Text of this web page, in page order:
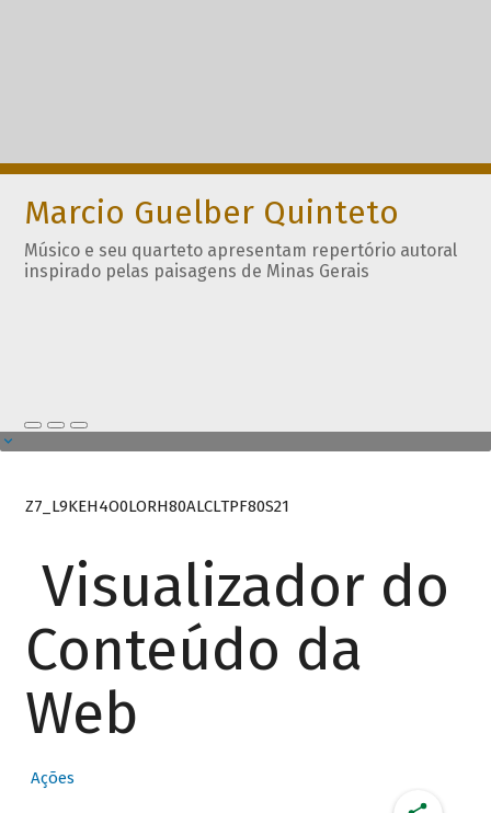
Marcio Guelber Quinteto
Músico e seu quarteto apresentam repertório autoral
inspirado pelas paisagens de Minas Gerais
Z7_L9KEH4O0LORH80ALCLTPF80S21
Visualizador do
Conteúdo da
Web
Ações